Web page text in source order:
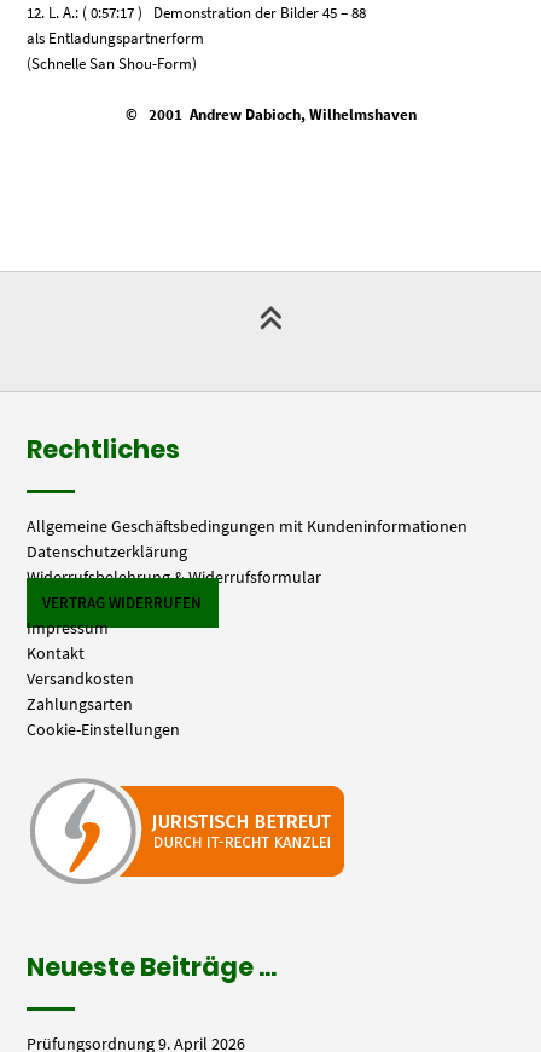
12. L. A.: ( 0:57:17 ) Demonstration der Bilder 45 – 88
als Entladungspartnerform
(Schnelle San Shou-Form)
© 2001 Andrew Dabioch, Wilhelmshaven
Rechtliches
Allgemeine Geschäftsbedingungen mit Kundeninformationen
Datenschutzerklärung
Widerrufsbelehrung & Widerrufsformular
VERTRAG WIDERRUFEN
Impressum
Kontakt
Versandkosten
Zahlungsarten
Cookie-Einstellungen
Neueste Beiträge …
Prüfungsordnung9. April 2026